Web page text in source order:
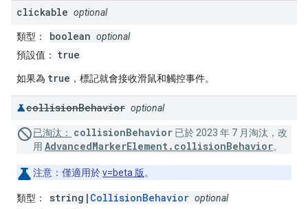
clickable optional
類型： boolean optional
預設值：
true
如果為 true ，標記就會接收滑鼠和觸控事件。
collisionBehavior optional
已淘汰： collisionBehavior 已於 2023 年 7 月淘汰，改
用 AdvancedMarkerElement.collisionBehavior。
注意： 僅適用於v=beta 版。
類型： string| CollisionBehavior optional